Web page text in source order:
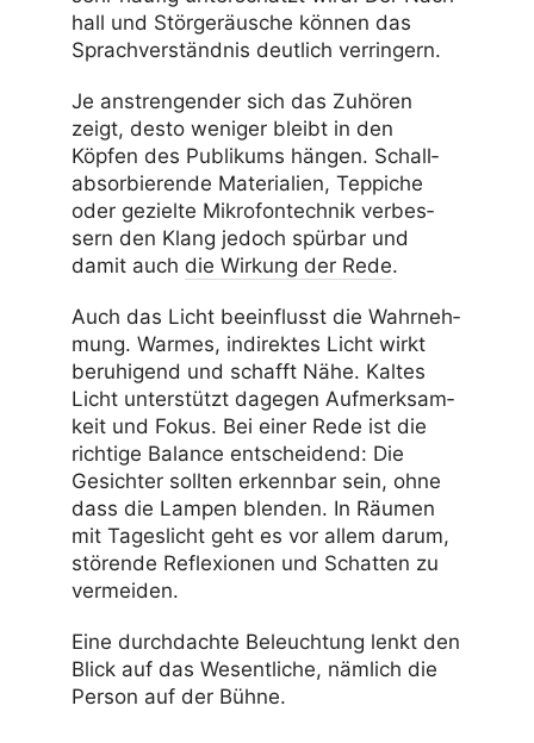
hall und Stör­ge­räu­sche können das
Sprach­ver­ständnis deut­lich verringern.
Je anstren­gender sich das Zuhören
zeigt, desto weniger bleibt in den
Köpfen des Publi­kums hängen. Schall­
ab­sor­bie­rende Mate­ria­lien, Teppiche
oder gezielte Mikro­fon­technik verbes­
sern den Klang jedoch spürbar und
damit auch die Wirkung der Rede.
Auch das Licht beein­flusst die Wahr­neh­
mung. Warmes, indi­rektes Licht wirkt
beru­hi­gend und schafft Nähe. Kaltes
Licht unter­stützt dagegen Aufmerk­sam­
keit und Fokus. Bei einer Rede ist die
rich­tige Balance entschei­dend: Die
Gesichter sollten erkennbar sein, ohne
dass die Lampen blenden. In Räumen
mit Tages­licht geht es vor allem darum,
störende Refle­xionen und Schatten zu
vermeiden.
Eine durch­dachte Beleuch­tung lenkt den
Blick auf das Wesent­liche, nämlich die
Person auf der Bühne.